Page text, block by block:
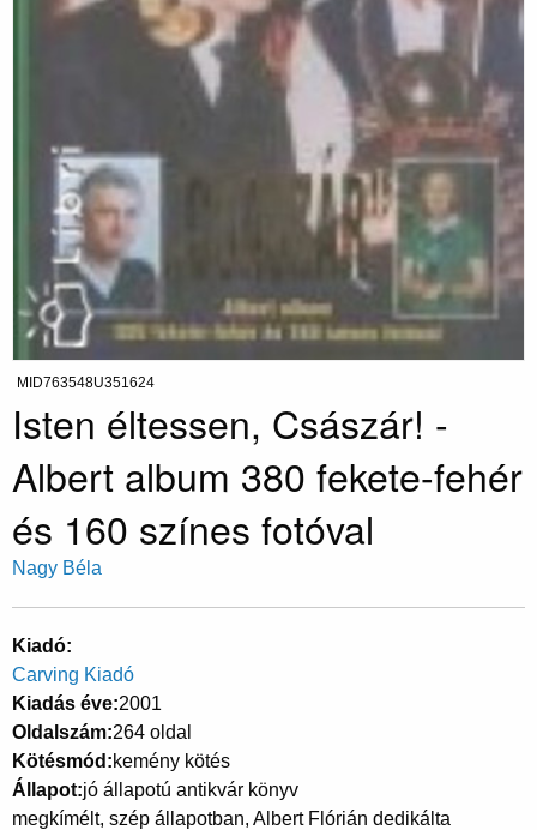
MID763548U351624
Isten éltessen, Császár! -
Albert album 380 fekete-fehér
és 160 színes fotóval
Nagy Béla
Kiadó
Carving Kiadó
Kiadás éve 2001
Oldalszám 264 oldal
Kötésmód kemény kötés
Állapot jó állapotú antikvár könyv
megkímélt, szép állapotban, Albert Flórián dedikálta